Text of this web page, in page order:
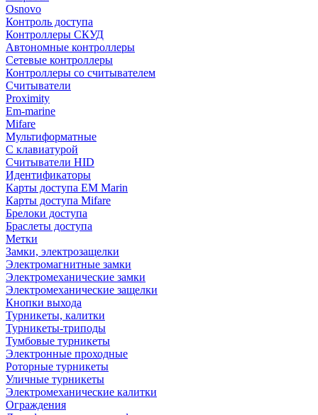
Osnovo
Контроль доступа
Контроллеры СКУД
Автономные контроллеры
Сетевые контроллеры
Контроллеры со считывателем
Считыватели
Proximity
Em-marine
Mifare
Мультиформатные
С клавиатурой
Считыватели HID
Идентификаторы
Карты доступа EM Marin
Карты доступа Mifare
Брелоки доступа
Браслеты доступа
Метки
Замки, электрозащелки
Электромагнитные замки
Электромеханические замки
Электромеханические защелки
Кнопки выхода
Турникеты, калитки
Турникеты-триподы
Тумбовые турникеты
Электронные проходные
Роторные турникеты
Уличные турникеты
Электромеханические калитки
Ограждения